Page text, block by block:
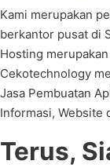
Kami merupakan
berkantor pusat di
Hosting
Cekotechnology
Jasa Pembuatan
Informasi, Website
Terus,